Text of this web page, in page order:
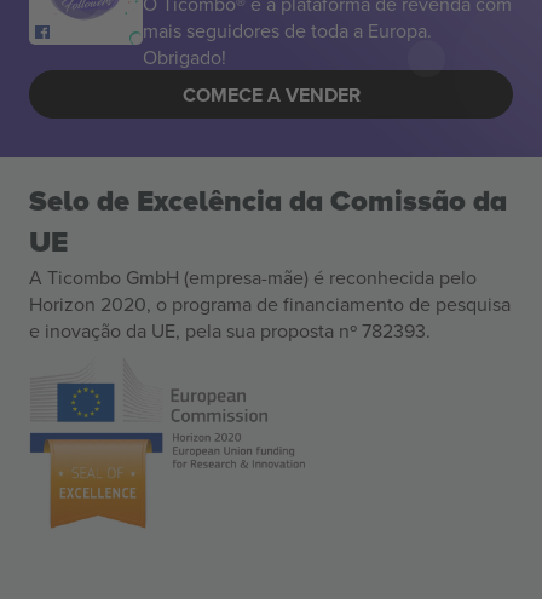
mais seguidores de toda a Europa.
Obrigado!
COMECE A VENDER
Selo de Excelência da Comissão da
UE
A Ticombo GmbH (empresa-mãe) é reconhecida pelo
Horizon 2020, o programa de financiamento de pesquisa
e inovação da UE, pela sua proposta nº 782393.